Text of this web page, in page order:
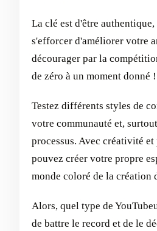
La clé est d'être
s'efforcer d'améliorer votre
décourager par la
de zéro à un moment donné !
Testez différents styles de
votre communauté et,
processus. Avec créativité et
pouvez créer votre propre
monde coloré de la création
Alors, quel type de
de battre le record et de le